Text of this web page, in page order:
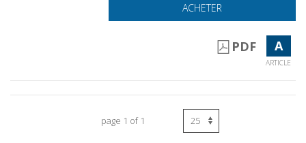
ACHETER
PDF A
ARTICLE
page 1 of 1